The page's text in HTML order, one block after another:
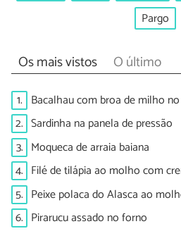
Pargo
Os mais vistos O último
1. Bacalhau com broa de milho
2. Sardinha na panela de pressão
3. Moqueca de arraia baiana
4. Filé de tilápia ao molho com
5. Peixe polaca do Alasca ao
6. Pirarucu assado no forno